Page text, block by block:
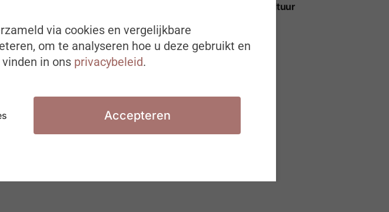
“Het employer brand helpt de organisatiecultuur
via cookies en vergelijkbare
om te analyseren hoe u deze gebruikt en
in ons privacybeleid.
Accepteren